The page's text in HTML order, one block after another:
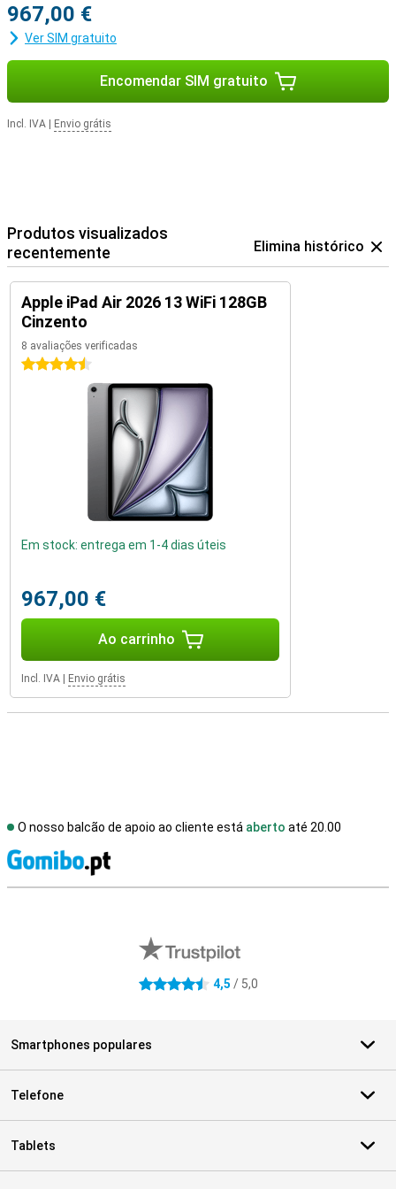
967,00 €
Ver SIM gratuito
Encomendar SIM gratuito
Incl. IVA Envio grátis
Produtos visualizados
recentemente
Elimina histórico
Apple iPad Air 2026 13 WiFi 128GB
Cinzento
8 avaliações verificadas
4.5 estrelas
Em stock: entrega em 1-4 dias úteis
967,00 €
Ao carrinho
Incl. IVA Envio grátis
O nosso balcão de apoio ao cliente está aberto até 20.00
4.5 estrelas 4,5 / 5,0
Smartphones populares
Telefone
Tablets